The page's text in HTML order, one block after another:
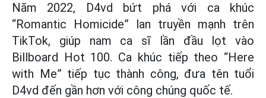
Năm 2022, D4vd bứt phá với ca khúc
“Romantic Homicide” lan truyền mạnh trên
TikTok, giúp nam ca sĩ lần đầu lọt vào
Billboard Hot 100. Ca khúc tiếp theo “Here
with Me” tiếp tục thành công, đưa tên tuổi
D4vd đến gần hơn với công chúng quốc tế.